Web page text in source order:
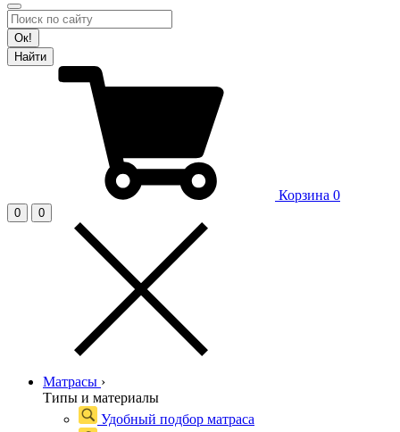
Ок!
Найти
Корзина 0
0 0
Матрасы ›
Типы и материалы
Удобный подбор матраса